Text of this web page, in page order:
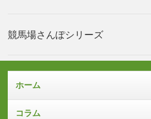
競馬場さんぽシリーズ
ホーム
コラム